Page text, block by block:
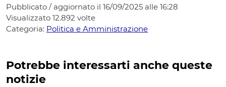
Pubblicato / aggiornato il 16/09/2025 alle 16:28
Visualizzato 12.892 volte
Categoria: Politica e Amministrazione
Potrebbe interessarti anche queste
notizie